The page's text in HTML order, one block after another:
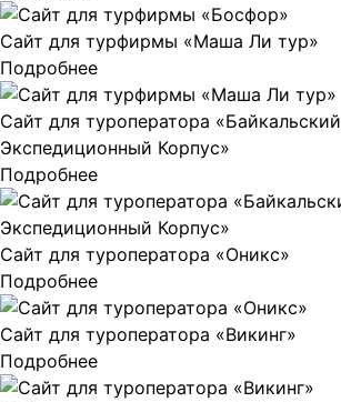
Сайт для турфирмы «Маша Ли тур»
Подробнее
Сайт для туроператора «Байкальский
Экспедиционный Корпус»
Подробнее
Сайт для туроператора «Оникс»
Подробнее
Сайт для туроператора «Викинг»
Подробнее